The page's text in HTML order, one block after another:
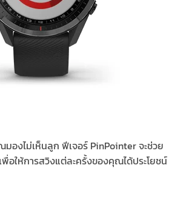
องไม่เห็นลูก ฟีเจอร์ PinPointer จะช่วย
อให้การสวิงแต่ละครั้งของคุณได้ประโยชน์